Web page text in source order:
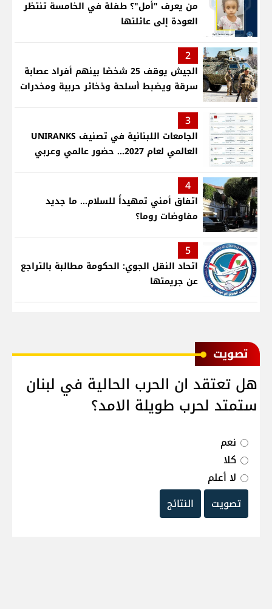
من يعرف "أمل"؟ طفلة في الخامسة تنتظر
العودة إلى عائلتها
2
الجيش يوقف 25 شخصًا بينهم أفراد عصابة
سرقة ويضبط أسلحة وذخائر حربية ومخدرات
3
الجامعات اللبنانية في تصنيف UNIRANKS
العالمي لعام 2027... حضور عالمي وعربي
4
اتفاق أمني تمهيداً للسلام... ما جديد
مفاوضات روما؟
5
اتحاد النقل الجوي: الحكومة مطالبة بالتراجع
عن جريمتها
ﺗﺼﻮﻳﺖ
هل تعتقد ان الحرب الحالية في لبنان
ستمتد لحرب طويلة الامد؟
نعم
كلا
لا أعلم
تصويت
النتائج